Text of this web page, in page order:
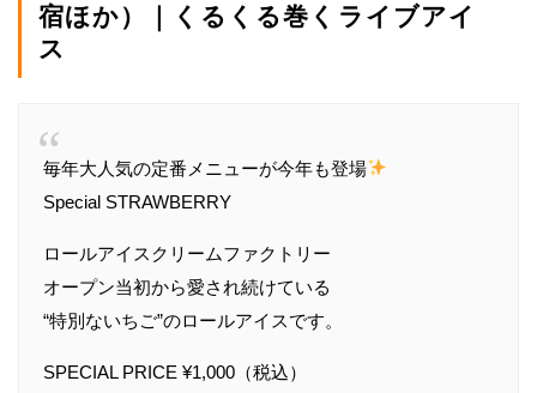
宿ほか）｜くるくる巻くライブアイ
ス
毎年大人気の定番メニューが今年も登場
Special STRAWBERRY
ロールアイスクリームファクトリー
オープン当初から愛され続けている
“特別ないちご”のロールアイスです。
SPECIAL PRICE ¥1,000（税込）